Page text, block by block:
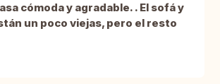
cómoda y agradable. . El sofá y
un poco viejas, pero el resto